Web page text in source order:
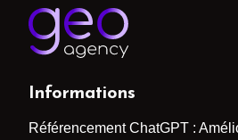
Informations
Référencement ChatGPT :